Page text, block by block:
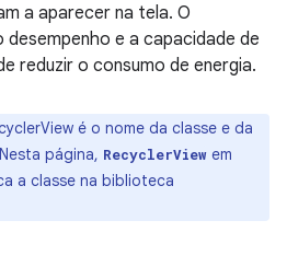
a aparecer na tela. O
desempenho e a capacidade de
reduzir o consumo de energia.
é o nome da classe e da
página, RecyclerView em
a classe na biblioteca